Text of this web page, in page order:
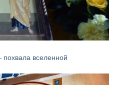
вселенной